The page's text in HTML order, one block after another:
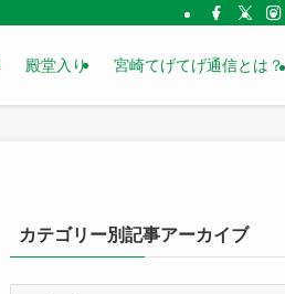
殿堂入り 宮崎てげてげ通信とは？
カテゴリー別記事アーカイブ